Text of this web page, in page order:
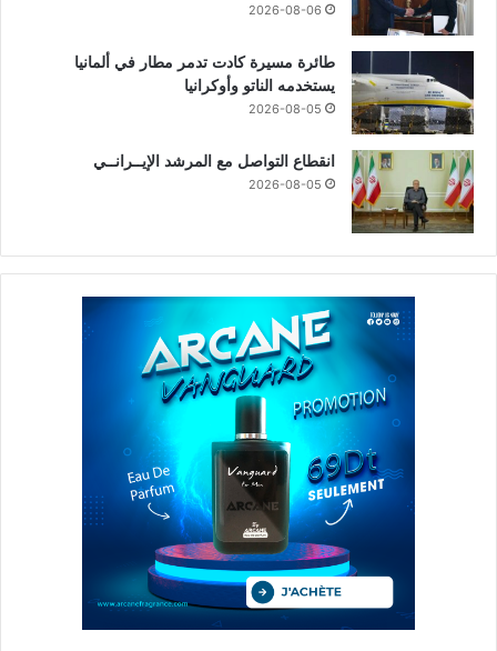
2026-08-06
طائرة مسيرة كادت تدمر مطار في ألمانيا
يستخدمه الناتو وأوكرانيا
2026-08-05
انقطاع التواصل مع المرشد الإيــرانــي
2026-08-05